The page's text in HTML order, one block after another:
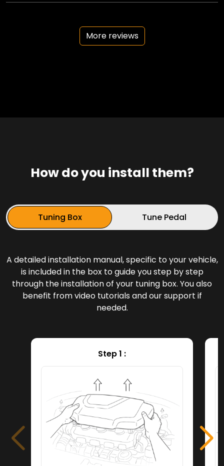
More reviews
How do you install them?
Tuning Box Tune Pedal
A detailed installation manual, specific to your vehicle,
is included in the box to guide you step by step
through the installation of your tuning box. You also
benefit from video tutorials and our support if
needed.
Step 1 :